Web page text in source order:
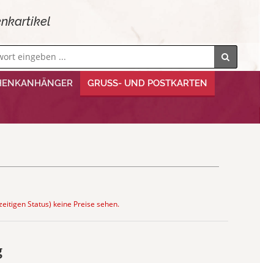
GRUSS- UND POSTKARTEN
Status) keine Preise sehen.